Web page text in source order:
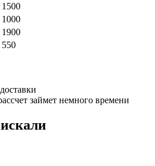
1500
1000
1900
550
займет немного времени